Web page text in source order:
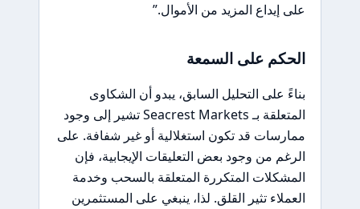
على إيداع المزيد من الأموال.”
الحكم على السمعة
بناءً على التحليل السابق، يبدو أن الشكاوى
المتعلقة بـ Seacrest Markets تشير إلى وجود
ممارسات قد تكون استغلالية أو غير شفافة. على
الرغم من وجود بعض التعليقات الإيجابية، فإن
المشكلات المتكررة المتعلقة بالسحب وخدمة
العملاء تثير القلق. لذا، ينبغي على المستثمرين